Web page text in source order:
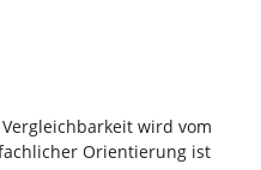
wird vom
Orientierung ist